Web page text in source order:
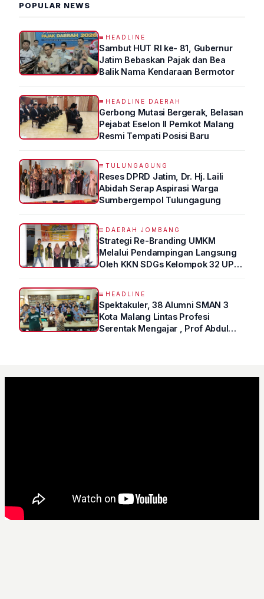
POPULAR NEWS
HEADLINE
Sambut HUT RI ke- 81, Gubernur
Jatim Bebaskan Pajak dan Bea
Balik Nama Kendaraan Bermotor
HEADLINE DAERAH
Gerbong Mutasi Bergerak, Belasan
Pejabat Eselon II Pemkot Malang
Resmi Tempati Posisi Baru
TULUNGAGUNG
Reses DPRD Jatim, Dr. Hj. Laili
Abidah Serap Aspirasi Warga
Sumbergempol Tulungagung
DAERAH JOMBANG
Strategi Re-Branding UMKM
Melalui Pendampingan Langsung
Oleh KKN SDGs Kelompok 32 UPN
HEADLINE
Spektakuler, 38 Alumni SMAN 3
Kota Malang Lintas Profesi
Serentak Mengajar , Prof Abdul